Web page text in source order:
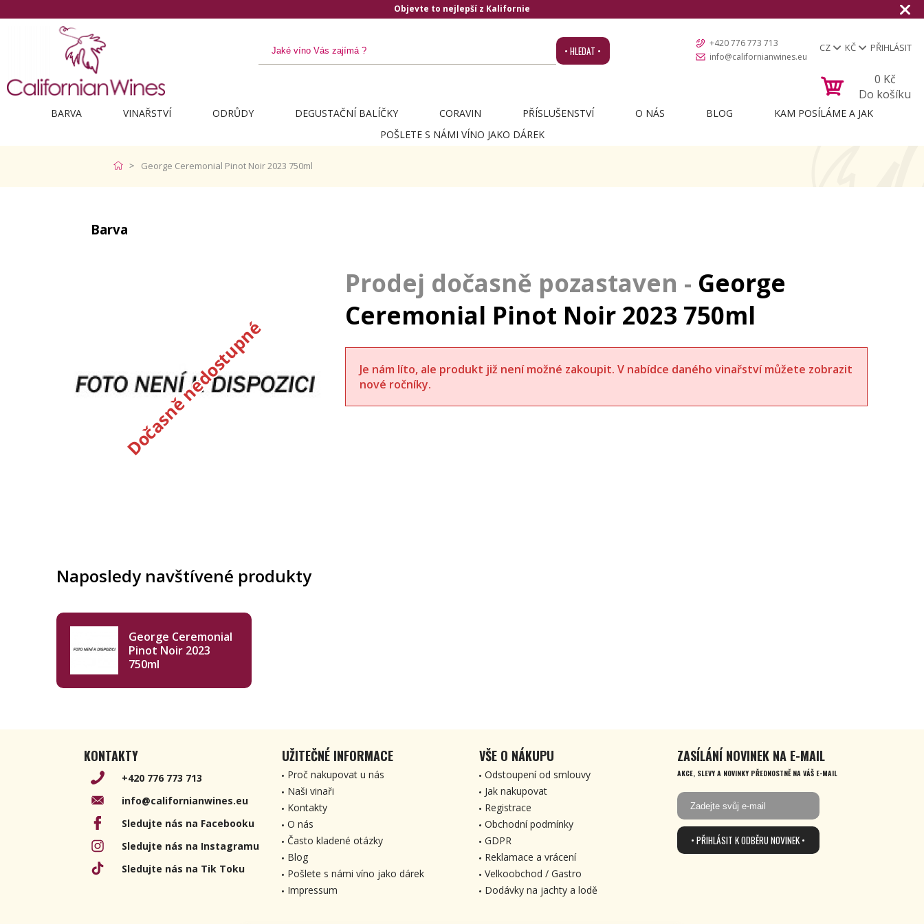
Objevte to nejlepší z Kalifornie
• HLEDAT •
+420 776 773 713
info@californianwines.eu
CZ KČ PŘIHLÁSIT
0 Kč
Do košíku
BARVA VINAŘSTVÍ ODRŮDY DEGUSTAČNÍ BALÍČKY CORAVIN PŘÍSLUŠENSTVÍ O NÁS BLOG
KAM POSÍLÁME A JAK
POŠLETE S NÁMI VÍNO JAKO DÁREK
George Ceremonial Pinot Noir 2023 750ml
Barva
Dočasně nedostupné
George
Ceremonial Pinot Noir 2023 750ml
Je nám líto, ale produkt již není možné zakoupit. V nabídce daného vinařství můžete zobrazit
nové ročníky.
Naposledy navštívené produkty
George Ceremonial
Pinot Noir 2023
750ml
KONTAKTY
+420 776 773 713
info@californianwines.eu
Sledujte nás na Facebooku
Sledujte nás na Instagramu
Sledujte nás na Tik Toku
UŽITEČNÉ INFORMACE
Proč nakupovat u nás
Naši vinaři
Kontakty
O nás
Často kladené otázky
Blog
Pošlete s námi víno jako dárek
Impressum
VŠE O NÁKUPU
Odstoupení od smlouvy
Jak nakupovat
Registrace
Obchodní podmínky
GDPR
Reklamace a vrácení
Velkoobchod / Gastro
Dodávky na jachty a lodě
ZASÍLÁNÍ NOVINEK NA E-MAIL
AKCE, SLEVY A NOVINKY PŘEDNOSTNĚ NA VÁŠ E-MAIL
• PŘIHLÁSIT K ODBĚRU NOVINEK •